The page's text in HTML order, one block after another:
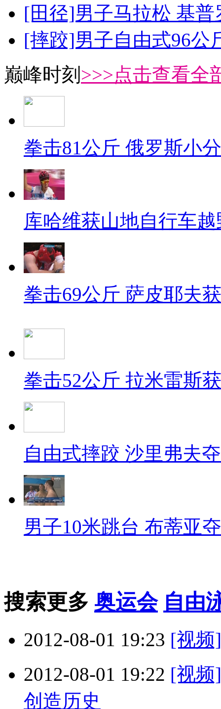
[田径]男子马拉松 基
[摔跤]男子自由式96公
巅峰时刻 >>>点击查看全
拳击81公斤 俄罗斯小
库哈维获山地自行车
拳击69公斤 萨皮耶夫
拳击52公斤 拉米雷斯
自由式摔跤 沙里弗夫
男子10米跳台 布蒂亚
搜索更多 奥运会 自由
2012-08-01 19:23 [视频
2012-08-01 19:22 [视频
创造历史